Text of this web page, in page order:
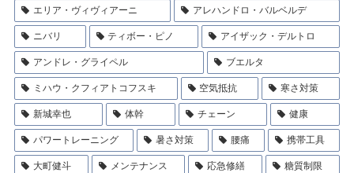
エリア・ヴィヴィアーニ アレハンドロ・バルベルデ
ニバリ ティボー・ピノ アイザック・デルトロ
アンドレ・グライペル ブエルタ
ミハウ・クフィアトコフスキ 空気抵抗 寒さ対策
新城幸也 体幹 チェーン 健康
パワートレーニング 暑さ対策 腰痛 携帯工具
大町健斗 メンテナンス 応急修繕 糖質制限